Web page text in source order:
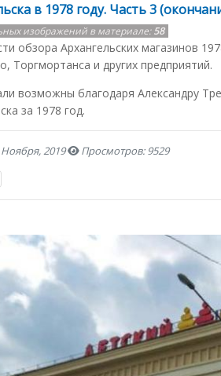
в 1978 году. Часть 3
изображений в материале:58
обзора Архангельских магазинов
Торгмортанса и других предприятий.
возможны благодаря Александру
за 1978 год.
2019 Просмотров: 9529